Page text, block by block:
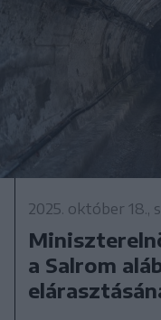
2025. október 18.,
a Salrom